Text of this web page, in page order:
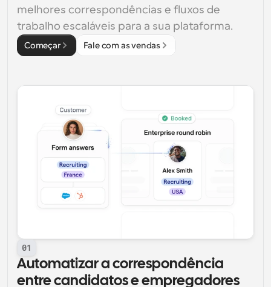
melhores correspondências e fluxos de
trabalho escaláveis para a sua plataforma.
Começar Fale com as vendas
01
Automatizar a correspondência
entre candidatos e empregadores